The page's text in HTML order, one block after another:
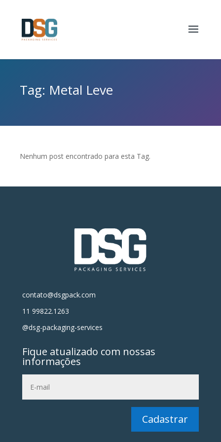
Tag: Metal Leve
Nenhum post encontrado para esta Tag.
contato@dsgpack.com
11 99822.1263
@dsg-packaging-services
Fique atualizado com nossas
informações
Cadastrar